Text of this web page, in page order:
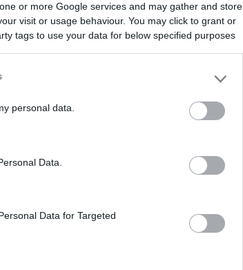
or more Google services and may gather and store
visit or usage behaviour. You may click to grant or
tags to use your data for below specified purposes
personal data.
Data.
Data for Targeted
(6) Servizi (6)
Trasporti (6)
sia opportuno fare un
si chiama Camping Livigno, da
bravi e disponibili. Dispone di tutti
in ordine. Veramente una
a chi predilige spazi non